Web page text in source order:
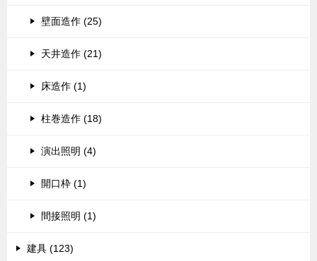
壁面造作 (25)
天井造作 (21)
床造作 (1)
柱巻造作 (18)
演出照明 (4)
開口枠 (1)
間接照明 (1)
建具 (123)